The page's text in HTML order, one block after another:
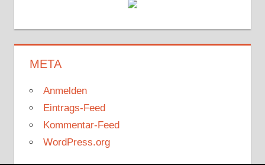
META
Anmelden
Eintrags-Feed
Kommentar-Feed
WordPress.org